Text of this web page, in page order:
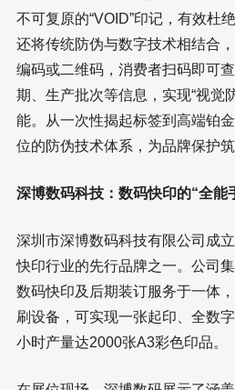
不可复原的“VOID”印记，有效杜
还将传统防伪与数字技术相结合
编码或二维码，消费者扫码即可
期、生产批次等信息，实现“视觉
能。从一次性揭起标签到高端铂
位的防伪技术体系，为品牌保护筑
深博数码科技：数码快印的“全能
深圳市深博数码科技有限公司成
快印行业的先行品牌之一。公司
数码快印及后期装订服务于一体
刷设备，可实现一张起印、全数
小时产量达2000张A3彩色印品。